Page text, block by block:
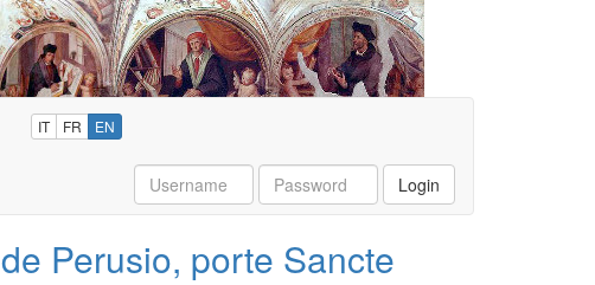
IT FR EN
Username Password Login
de Perusio, porte Sancte